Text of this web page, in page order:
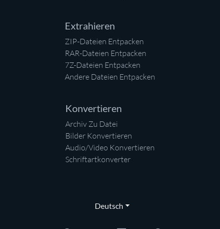
Extrahieren
ZIP-Dateien Entpacken
RAR-Dateien Entpacken
7Z-Dateien Entpacken
Andere Dateien Entpacken
Konvertieren
Archiv Zu Datei
Bilder Konvertieren
Audio/Video Konvertieren
Schriftartkonverter
Deutsch